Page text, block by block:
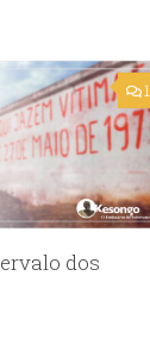
1
dos